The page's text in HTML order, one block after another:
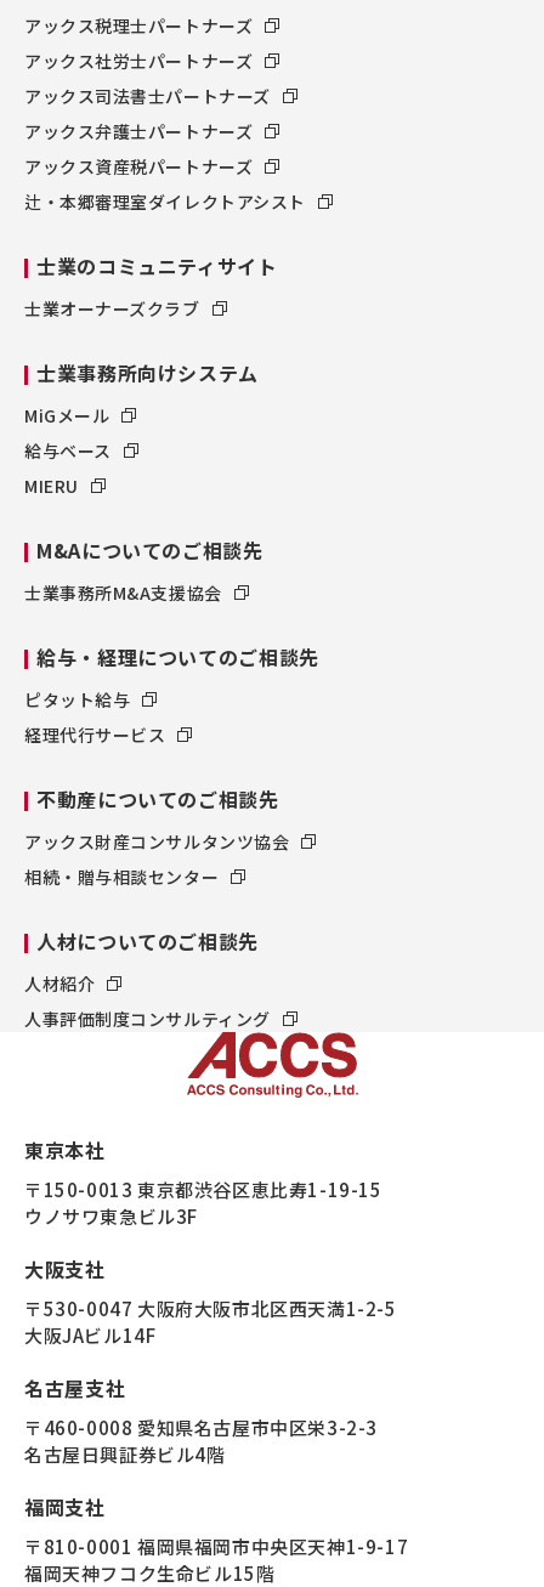
アックス税理士パートナーズ
アックス社労士パートナーズ
アックス司法書士パートナーズ
アックス弁護士パートナーズ
アックス資産税パートナーズ
辻・本郷審理室ダイレクトアシスト
士業のコミュニティサイト
士業オーナーズクラブ
士業事務所向けシステム
MiGメール
給与ベース
MIERU
M&Aについてのご相談先
士業事務所M&A支援協会
給与・経理についてのご相談先
ピタット給与
経理代行サービス
不動産についてのご相談先
アックス財産コンサルタンツ協会
相続・贈与相談センター
人材についてのご相談先
人材紹介
人事評価制度コンサルティング
東京本社
〒150-0013 東京都渋谷区恵比寿1-19-15
ウノサワ東急ビル3F
大阪支社
〒530-0047 大阪府大阪市北区西天満1-2-5
大阪JAビル14F
名古屋支社
〒460-0008 愛知県名古屋市中区栄3-2-3
名古屋日興証券ビル4階
福岡支社
〒810-0001 福岡県福岡市中央区天神1-9-17
福岡天神フコク生命ビル15階